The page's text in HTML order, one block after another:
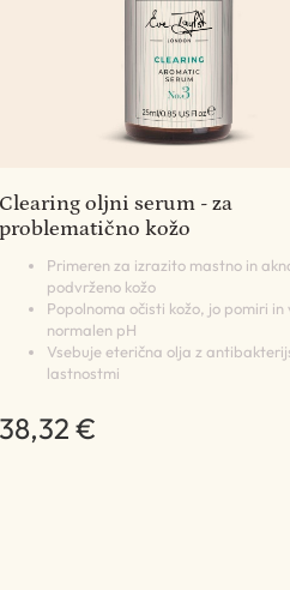
Clearing oljni serum - za
problematično kožo
Primeren za izrazito mastno in
podvrženo kožo
Popolnoma očisti kožo, jo pomiri
normalen pH
Vsebuje eterična olja z
lastnostmi
38,32 €